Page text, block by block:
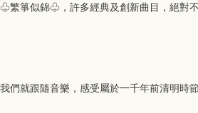
繁箏似錦♧，許多經典及創新曲目，絕對
們就跟隨音樂，感受屬於一千年前清明時